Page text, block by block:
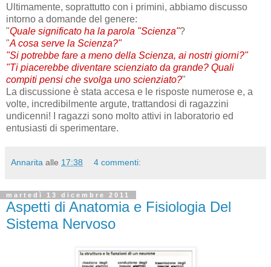
Ultimamente, soprattutto con i primini, abbiamo discusso
intorno a domande del genere:
"Quale significato ha la parola "Scienza"?
"A cosa serve la Scienza?"
"Si potrebbe fare a meno della Scienza, ai nostri giorni?"
"Ti piacerebbe diventare scienziato da grande? Quali
compiti pensi che svolga uno scienziato?"
La discussione è stata accesa e le risposte numerose e, a
volte, incredibilmente argute, trattandosi di ragazzini
undicenni! I ragazzi sono molto attivi in laboratorio ed
entusiasti di sperimentare.
Annarita alle 17:38 4 commenti:
martedì 13 dicembre 2011
Aspetti di Anatomia e Fisiologia Del
Sistema Nervoso